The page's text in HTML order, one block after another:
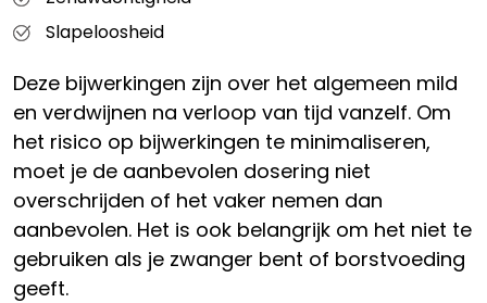
Slapeloosheid
Deze bijwerkingen zijn over het algemeen mild
en verdwijnen na verloop van tijd vanzelf. Om
het risico op bijwerkingen te minimaliseren,
moet je de aanbevolen dosering niet
overschrijden of het vaker nemen dan
aanbevolen. Het is ook belangrijk om het niet te
gebruiken als je zwanger bent of borstvoeding
geeft.